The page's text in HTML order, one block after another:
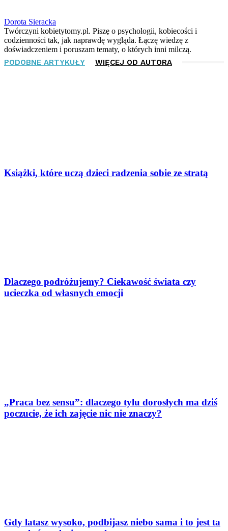
Dorota Sieracka
Twórczyni kobietytomy.pl. Piszę o psychologii, kobiecości i
codzienności tak, jak naprawdę wygląda. Łączę wiedzę z
doświadczeniem i poruszam tematy, o których inni milczą.
PODOBNE ARTYKUŁY WIĘCEJ OD AUTORA
Książki, które uczą dzieci radzenia sobie ze stratą
Dlaczego podróżujemy? Ciekawość świata czy
ucieczka od własnych emocji
„Praca bez sensu”: dlaczego tylu dorosłych ma dziś
poczucie, że ich zajęcie nic nie znaczy?
Gdy latasz wysoko, podbijasz niebo sama i to jest ta